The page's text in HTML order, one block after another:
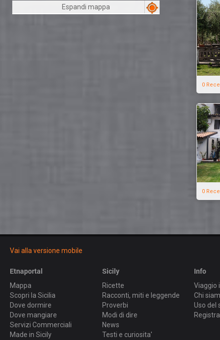
Espandi mappa
0
0
Vai alla versione mobile
Etnaportal
Mappa
Scopri la Sicilia
Dove dormire
Dove mangiare
Servizi Commerciali
Made in Sicily
Sicily
Ricette
Racconti, miti e leggende
Proverbi
Modi di dire
News
Testi e curiosita'
Info
Viaggio
Chi
Uso del